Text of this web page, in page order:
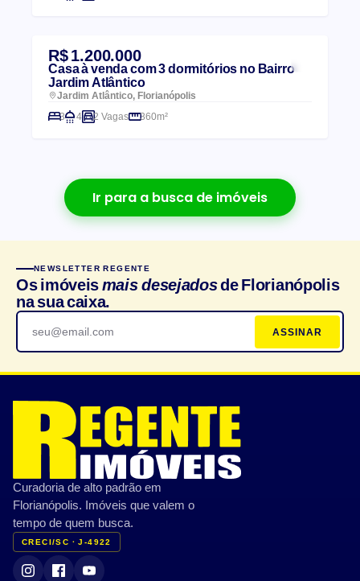
R$ 1.200.000
Casa à venda com 3 dormitórios no Bairro
Jardim Atlântico
Jardim Atlântico, Florianópolis
3
4 2 Vagas 360m²
Ir para a busca de imóveis
NEWSLETTER REGENTE
Os imóveismais desejadosde Florianópolis
na sua caixa.
ASSINAR
Curadoria de alto padrão em
Florianópolis. Imóveis que valem o
tempo de quem busca.
CRECI/SC · J-4922